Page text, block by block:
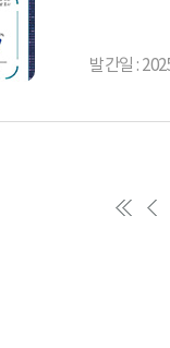
발간일 :
첫
이